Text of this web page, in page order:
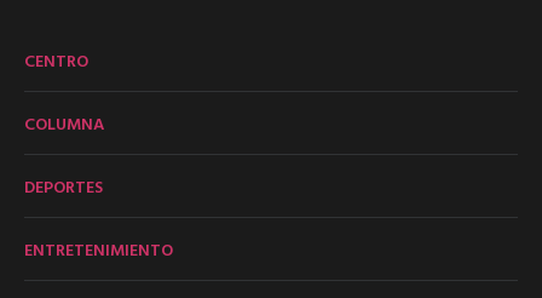
CENTRO
COLUMNA
DEPORTES
ENTRETENIMIENTO